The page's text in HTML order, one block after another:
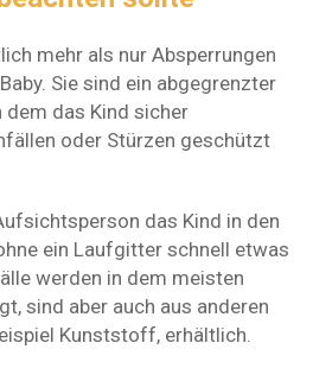
mehr als nur Absperrungen
Sie sind ein abgegrenzter
dem das Kind sicher
oder Stürzen geschützt
das Kind in den
ein Laufgitter schnell etwas
werden in dem meisten
sind aber auch aus anderen
Kunststoff, erhältlich.